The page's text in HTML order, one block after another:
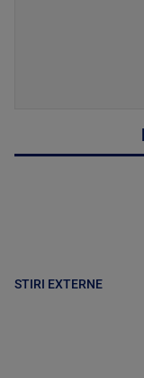
STIRI EXTERNE